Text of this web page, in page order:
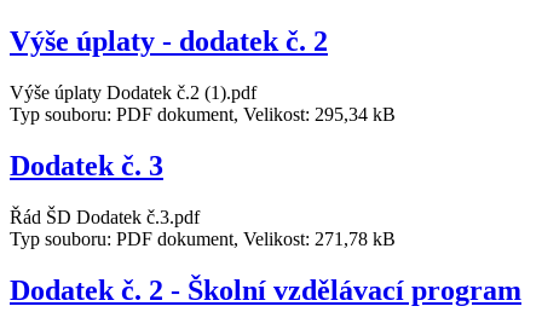
Výše úplaty - dodatek č. 2
Výše úplaty Dodatek č.2 (1).pdf
Typ souboru: PDF dokument, Velikost: 295,34 kB
Dodatek č. 3
Řád ŠD Dodatek č.3.pdf
Typ souboru: PDF dokument, Velikost: 271,78 kB
Dodatek č. 2 - Školní vzdělávací program